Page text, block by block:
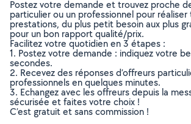
Postez votre demande et trouvez proche
particulier ou un professionnel pour
prestations, du plus petit besoin aux plus
pour un bon rapport qualité/prix.
Facilitez votre quotidien en 3 étapes :
1. Postez votre demande : indiquez votre
secondes.
2. Recevez des réponses d’offreurs
professionnels en quelques minutes.
3. Echangez avec les offreurs depuis la
sécurisée et faites votre choix !
C’est gratuit et sans commission !